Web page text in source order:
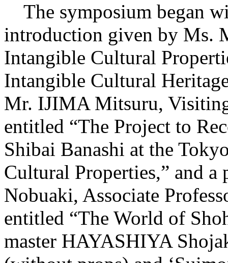
The symposium began
introduction given by Ms.
Intangible Cultural
Intangible Cultural
Mr. IJIMA Mitsuru,
entitled “The Project to
Shibai Banashi at the
Cultural Properties,” and
Nobuaki, Associate
entitled “The World of
master HAYASHIYA